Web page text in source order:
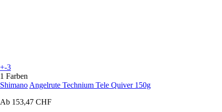
+-3
1 Farben
Shimano Angelrute Technium Tele Quiver 150g
Ab 153,47 CHF